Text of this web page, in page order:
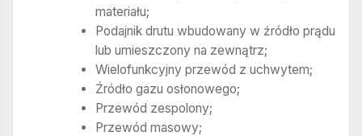
materiału;
Podajnik drutu wbudowany w źródło prądu
lub umieszczony na zewnątrz;
Wielofunkcyjny przewód z uchwytem;
Źródło gazu osłonowego;
Przewód zespolony;
Przewód masowy;